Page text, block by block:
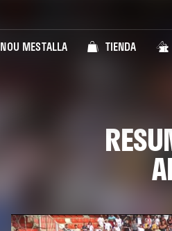
NOU MESTALLA TIENDA